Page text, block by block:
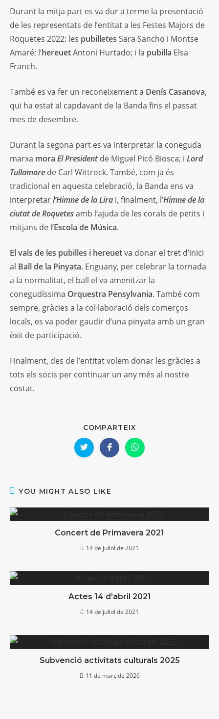
Durant la mitja part es va dur a terme la presentació
de les representats de l’entitat a les Festes Majors de
Roquetes 2022: les pubilletes Sara Sancho i Montse
Amaré; l’hereuetAntoni Hurtado; i la pubilla Elsa
Franch.
També es va fer un reconeixement a Denís Casanova,
qui ha estat al capdavant de la Banda fins el passat
mes de desembre.
Durant la segona part es va interpretar la coneguda
marxa mora El Presidentde Miguel Picó Biosca; i Lord
Tullamore de Carl Wittrock. També, com ja és
tradicional en aquesta celebració, la Banda ens va
interpretarl’Himne de la Lira i, finalment, l’Himnede la
ciutat de Roquetesamb l’ajuda de les corals de petits i
mitjans de l’Escola de Música.
El vals de les pubilles i hereuetva donar el tret d’inici
al Ball de la Pinyata. Enguany, per celebrar la tornada
a la normalitat, el ball el va amenitzar la
conegudíssima Orquestra Pensylvania. També com
sempre, gràcies a la col·laboració dels comerços
locals, es va poder gaudir d’una pinyata amb un gran
èxit de participació.
Finalment, des de l’entitat volem donar les gràcies a
tots els socis per continuar un any més al nostre
costat.
COMPARTEIX
THIS
CONTENT
Opens
in
Opens
in
Opens
in
YOU MIGHT ALSO LIKE
Concert de Primavera 2021
14 de juliol de 2021
Actes 14 d’abril 2021
14 de juliol de 2021
Subvenció activitats culturals 2025
11 de març de 2026